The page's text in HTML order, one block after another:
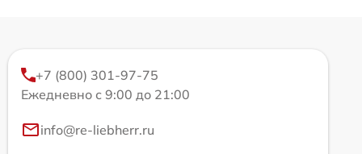
+7 (800) 301-97-75
Ежедневно с 9:00 до 21:00
info@re-liebherr.ru